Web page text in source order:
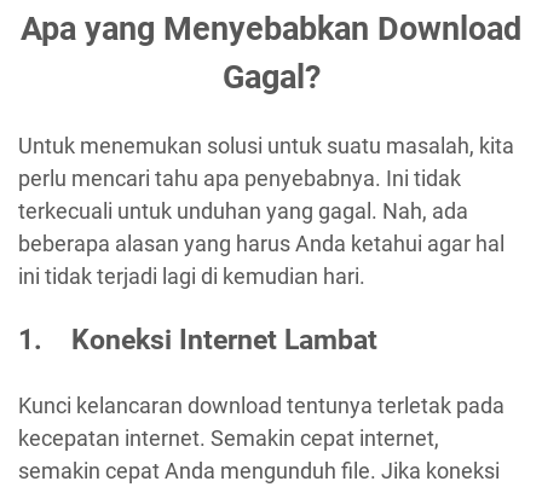
Apa yang Menyebabkan Download
Gagal?
Untuk menemukan solusi untuk suatu masalah, kita
perlu mencari tahu apa penyebabnya. Ini tidak
terkecuali untuk unduhan yang gagal. Nah, ada
beberapa alasan yang harus Anda ketahui agar hal
ini tidak terjadi lagi di kemudian hari.
1. Koneksi Internet Lambat
Kunci kelancaran download tentunya terletak pada
kecepatan internet. Semakin cepat internet,
semakin cepat Anda mengunduh file. Jika koneksi